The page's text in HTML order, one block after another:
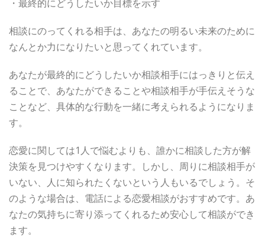
・最終的にどうしたいか目標を示す
相談にのってくれる相手は、あなたの明るい未来のために
なんとか力になりたいと思ってくれています。
あなたが最終的にどうしたいか相談相手にはっきりと伝え
ることで、あなたができることや相談相手が手伝えそうな
ことなど、具体的な行動を一緒に考えられるようになりま
す。
恋愛に関しては1人で悩むよりも、誰かに相談した方が解
決策を見つけやすくなります。しかし、周りに相談相手が
いない、人に知られたくないという人もいるでしょう。そ
のような場合は、電話による恋愛相談がおすすめです。あ
なたの気持ちに寄り添ってくれるため安心して相談ができ
ます。